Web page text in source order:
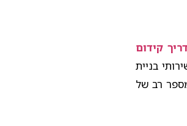
קידום
בניית
רב של